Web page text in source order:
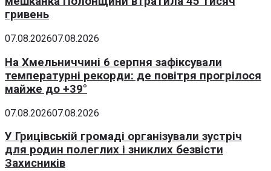
гривень
07.08.202607.08.2026
На Хмельниччині 6 серпня зафіксували
температурні рекорди: де повітря прогрілося
майже до +39°
07.08.202607.08.2026
У Грицівській громаді організували зустріч
для родин полеглих і зниклих безвісти
Захисників